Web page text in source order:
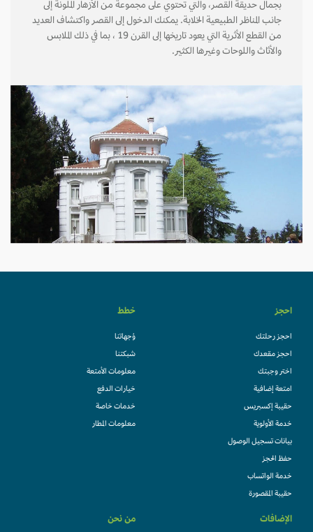
بجمال حديقة القصر، والتي تحتوي على مجموعة من الأزهار الملونة إلى
جانب المناظر الطبيعية الخلابة. يمكنك الدخول إلى القصر واكتشاف العديد
من القطع الأثرية التي يعود تاريخها إلى القرن 19 ، بما في ذلك الملابس
والأثاث واللوحات وغيرها الكثير.
احجز
احجز رحلتك
احجز مقعدك
اختر وجبتك
امتعة إضافية
حقيبة إكسبريس
خدمة الأولوية
بيانات تسجيل الوصول
حفظ الحجز
خدمة الواتساب
حقيبة المقصورة
خطط
وُجهاتنا
شبكتنا
معلومات الأمتعة
خيارات الدفع
خدمات خاصة
معلومات المطار
الإضافات من نحن